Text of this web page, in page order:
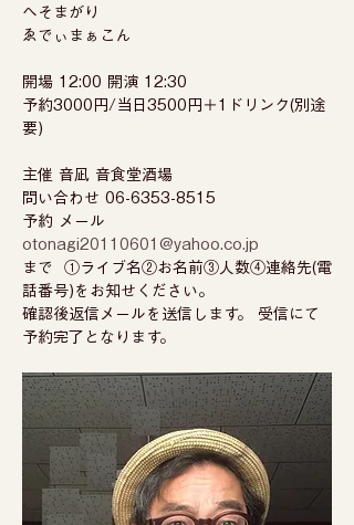
へそまがり
ゑでぃまぁこん
開場 12:00 開演 12:30
予約3000円/当日3500円＋1ドリンク(別途
要)
主催 音凪 音食堂酒場
問い合わせ 06-6353-8515
予約 メール
otonagi20110601@yahoo.co.jp
まで  ①ライブ名②お名前③人数④連絡先(電
話番号)をお知せください。
確認後返信メールを送信します。 受信にて
予約完了となります。